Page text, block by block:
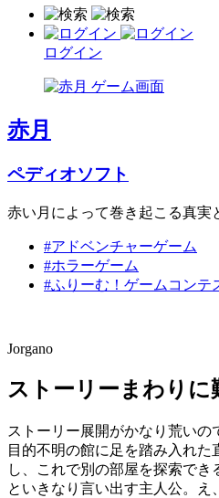
ログイン
赤月
ペディオソフト
赤い月によって巻き起こる真実
#アドベンチャーゲーム
#ホラーゲーム
#ふりーむ！ゲームコンテ
Jorgano
ストーリーまわりに
ストーリー展開がかなり荒いの
目的不明の館に足を踏み入れた
し、これで別の部屋を探索でき
といきなり言い出す主人公。え